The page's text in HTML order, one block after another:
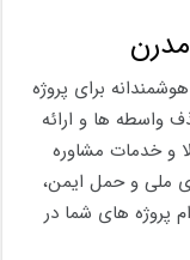
برای پروژه
واسطه ها و ارائه
و خدمات مشاوره
ملی و حمل ایمن،
پروژه های شما در